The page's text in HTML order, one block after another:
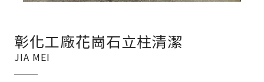
彰化工廠花崗石立柱清潔
JIA MEI